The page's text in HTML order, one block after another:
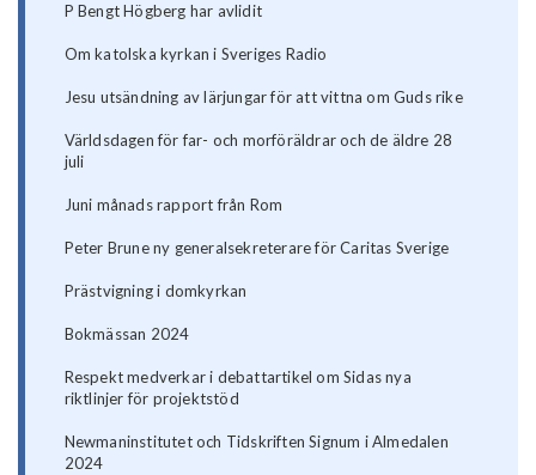
P Bengt Högberg har avlidit
Om katolska kyrkan i Sveriges Radio
Jesu utsändning av lärjungar för att vittna om Guds rike
Världsdagen för far- och morföräldrar och de äldre 28
juli
Juni månads rapport från Rom
Peter Brune ny generalsekreterare för Caritas Sverige
Prästvigning i domkyrkan
Bokmässan 2024
Respekt medverkar i debattartikel om Sidas nya
riktlinjer för projektstöd
Newmaninstitutet och Tidskriften Signum i Almedalen
2024